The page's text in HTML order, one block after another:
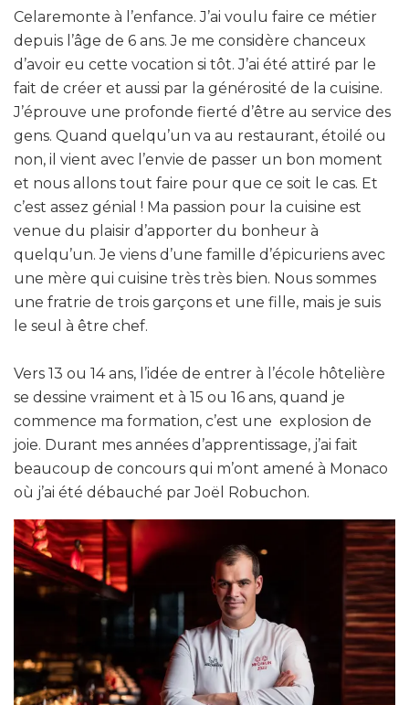
Celaremonte à l’enfance. J’ai voulu faire ce métier
depuis l’âge de 6 ans. Je me considère chanceux
d’avoir eu cette vocation si tôt. J’ai été attiré par le
fait de créer et aussi par la générosité de la cuisine.
J’éprouve une profonde fierté d’être au service des
gens. Quand quelqu’un va au restaurant, étoilé ou
non, il vient avec l’envie de passer un bon moment
et nous allons tout faire pour que ce soit le cas. Et
c’est assez génial ! Ma passion pour la cuisine est
venue du plaisir d’apporter du bonheur à
quelqu’un. Je viens d’une famille d’épicuriens avec
une mère qui cuisine très très bien. Nous sommes
une fratrie de trois garçons et une fille, mais je suis
le seul à être chef.
Vers 13 ou 14 ans, l’idée de entrer à l’école hôtelière
se dessine vraiment et à 15 ou 16 ans, quand je
commence ma formation, c’est une explosion de
joie. Durant mes années d’apprentissage, j’ai fait
beaucoup de concours qui m’ont amené à Monaco
où j’ai été débauché par Joël Robuchon.